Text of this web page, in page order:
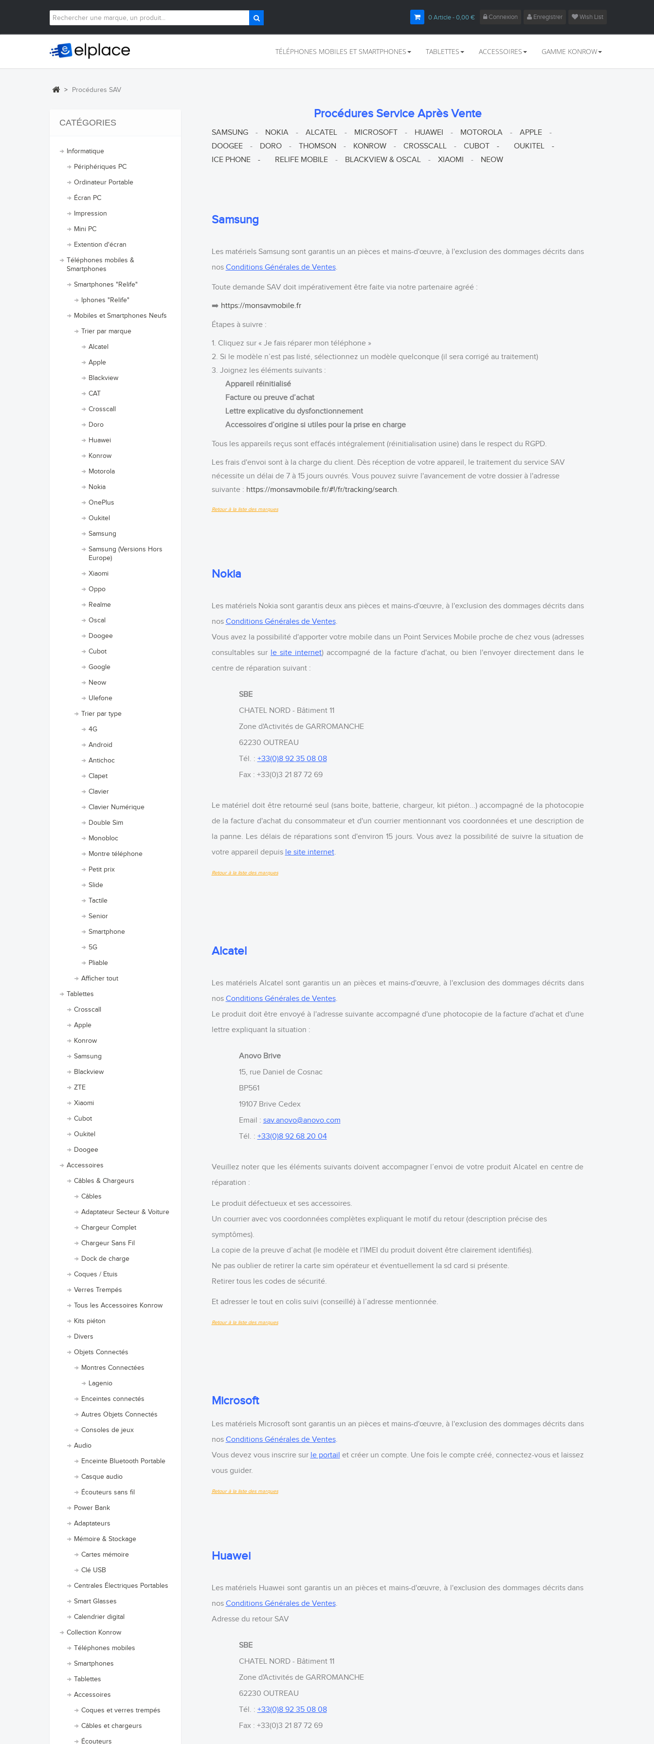
Connexion Enregistrer Wish List
0Article- 0,00 €
TÉLÉPHONES MOBILES ET SMARTPHONES TABLETTES ACCESSOIRES GAMME KONROW
> Procédures SAV
CATÉGORIES
Informatique
Périphériques PC
Ordinateur Portable
Écran PC
Impression
Mini PC
Extention d'écran
Téléphones mobiles &
Smartphones
Smartphones "Relife"
Iphones "Relife"
Mobiles et Smartphones Neufs
Trier par marque
Alcatel
Apple
Blackview
CAT
Crosscall
Doro
Huawei
Konrow
Motorola
Nokia
OnePlus
Oukitel
Samsung
Samsung (Versions Hors
Europe)
Xiaomi
Oppo
Realme
Oscal
Doogee
Cubot
Google
Neow
Ulefone
Trier par type
4G
Android
Antichoc
Clapet
Clavier
Clavier Numérique
Double Sim
Monobloc
Montre téléphone
Petit prix
Slide
Tactile
Senior
Smartphone
5G
Pliable
Afficher tout
Tablettes
Crosscall
Apple
Konrow
Samsung
Blackview
ZTE
Xiaomi
Cubot
Oukitel
Doogee
Accessoires
Câbles & Chargeurs
Câbles
Adaptateur Secteur & Voiture
Chargeur Complet
Chargeur Sans Fil
Dock de charge
Coques / Etuis
Verres Trempés
Tous les Accessoires Konrow
Kits piéton
Divers
Objets Connectés
Montres Connectées
Lagenio
Enceintes connectés
Autres Objets Connectés
Consoles de jeux
Audio
Enceinte Bluetooth Portable
Casque audio
Écouteurs sans fil
Power Bank
Adaptateurs
Mémoire & Stockage
Cartes mémoire
Clé USB
Centrales Électriques Portables
Smart Glasses
Calendrier digital
Collection Konrow
Téléphones mobiles
Smartphones
Tablettes
Accessoires
Coques et verres trempés
Câbles et chargeurs
Écouteurs
Procédures Service Après Vente
SAMSUNG - NOKIA - ALCATEL - MICROSOFT - HUAWEI - MOTOROLA - APPLE
-
DOOGEE
- DORO - THOMSON - KONROW - CROSSCALL - CUBOT - OUKITEL
-
ICE PHONE
- RELIFE MOBILE - BLACKVIEW & OSCAL - XIAOMI - NEOW
Samsung
Les matériels Samsung sont garantis un an pièces et mains-d'œuvre, à l'exclusion des dommages décrits dans
nos Conditions Générales de Ventes.
Toute demande SAV doit impérativement être faite via notre partenaire agréé:
➡️ https://monsavmobile.fr
Étapes à suivre:
1. Cliquez sur « Je fais réparer mon téléphone »
2. Si le modèle n’est pas listé, sélectionnez un modèle quelconque (il sera corrigé au traitement)
3. Joignez les éléments suivants :
Appareil réinitialisé
Facture ou preuve d’achat
Lettre explicativedu dysfonctionnement
Accessoires d’originesi utiles pour la prise en charge
Tous les appareils reçus sont effacés intégralement(réinitialisation usine) dans le respect du RGPD.
Les frais d'envoi sont à la charge du client. Dès réception de votre appareil, le traitement du service SAV
nécessite un délai de 7 à 15 jours ouvrés. Vous pouvez suivre l'avancement de votre dossier à l'adresse
suivante : https://monsavmobile.fr/#!/fr/tracking/search.
Retour à la liste des marques
Nokia
Les matériels Nokia sont garantis deux ans pièces et mains-d'œuvre, à l'exclusion des dommages décrits dans
nos Conditions Générales de Ventes.
Vous avez la possibilité d'apporter votre mobile dans un Point Services Mobile proche de chez vous (adresses
consultables sur le site internet) accompagné de la facture d'achat, ou bien l'envoyer directement dans le
centre de réparation suivant :
SBE
CHATEL NORD - Bâtiment 11
Zone d'Activités de GARROMANCHE
62230 OUTREAU
Tél. : +33(0)8 92 35 08 08
Fax : +33(0)3 21 87 72 69
Le matériel doit être retourné seul (sans boite, batterie, chargeur, kit piéton...) accompagné de la photocopie
de la facture d'achat du consommateur et d'un courrier mentionnant vos coordonnées et une description de
la panne. Les délais de réparations sont d'environ 15 jours. Vous avez la possibilité de suivre la situation de
votre appareil depuis le site internet.
Retour à la liste des marques
Alcatel
Les matériels Alcatel sont garantis un an pièces et mains-d'œuvre, à l'exclusion des dommages décrits dans
nos Conditions Générales de Ventes.
Le produit doit être envoyé à l'adresse suivante accompagné d'une photocopie de la facture d'achat et d'une
lettre expliquant la situation :
Anovo Brive
15, rue Daniel de Cosnac
BP561
19107 Brive Cedex
Email : sav.anovo@anovo.com
Tél. : +33(0)8 92 68 20 04
Veuillez noter que les éléments suivants doivent accompagner l’envoi de votre produit Alcatel en centre de
réparation :
Le produit défectueux et ses accessoires.
Un courrier avec vos coordonnées complètes expliquant le motif du retour (description précise des
symptômes).
La copie de la preuve d’achat (le modèle et l'IMEI du produit doivent être clairement identifiés).
Ne pas oublier de retirer la carte sim opérateur et éventuellement la sd card si présente.
Retirer tous les codes de sécurité.
Et adresser le tout en colis suivi (conseillé) à l’adresse mentionnée.
Retour à la liste des marques
Microsoft
Les matériels Microsoft sont garantis un an pièces et mains-d'œuvre, à l'exclusion des dommages décrits dans
nos Conditions Générales de Ventes.
Vous devez vous inscrire sur le portail et créer un compte. Une fois le compte créé, connectez-vous et laissez
vous guider.
Retour à la liste des marques
Huawei
Les matériels Huawei sont garantis un an pièces et mains-d'œuvre, à l'exclusion des dommages décrits dans
nos Conditions Générales de Ventes.
Adresse du retour SAV
SBE
CHATEL NORD - Bâtiment 11
Zone d'Activités de GARROMANCHE
62230 OUTREAU
Tél. : +33(0)8 92 35 08 08
Fax : +33(0)3 21 87 72 69